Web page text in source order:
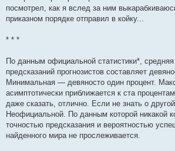
посмотрел, как я вслед за ним
приказном порядке отправил в койку...
* * *
По данным официальной статистики*, средняя
предсказаний прогнозистов составляет
Минимальная — девяносто один процент.
асимптотически приближается к ста
даже сказать, отлично. Если не знать о другой
Неофициальной. По данным которой никакой
точностью предсказания и вероятностью
найденного мира не прослеживается.